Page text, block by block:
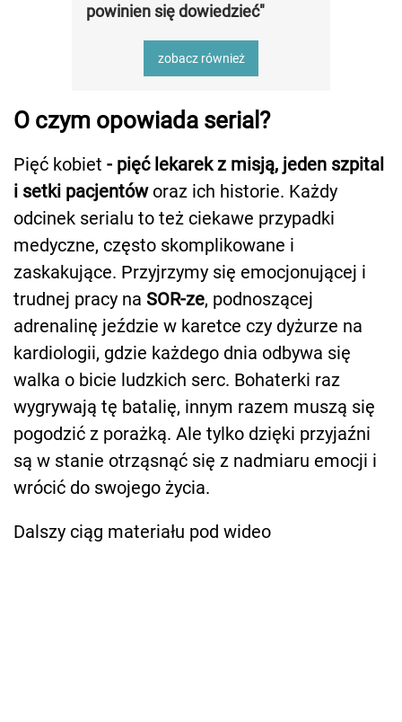
powinien się dowiedzieć"
zobacz również
O czym opowiada serial?
Pięć kobiet - pięć lekarek z misją, jeden szpital
i setki pacjentóworaz ich historie. Każdy
odcinek serialu to też ciekawe przypadki
medyczne, często skomplikowane i
zaskakujące. Przyjrzymy się emocjonującej i
trudnej pracy na SOR-ze, podnoszącej
adrenalinę jeździe w karetce czy dyżurze na
kardiologii, gdzie każdego dnia odbywa się
walka o bicie ludzkich serc. Bohaterki raz
wygrywają tę batalię, innym razem muszą się
pogodzić z porażką. Ale tylko dzięki przyjaźni
są w stanie otrząsnąć się z nadmiaru emocji i
wrócić do swojego życia.
Dalszy ciąg materiału pod wideo